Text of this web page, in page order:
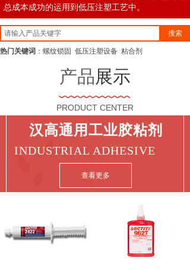
热门关键词 ：螺纹锁固 低压注塑设备 粘合剂
总成本成功的运用到低压注塑工艺中。
搜索
产品展示
PRODUCT CENTER
汉高通用工业胶粘剂
INDUSTRIAL ADHESIVE
查看更多